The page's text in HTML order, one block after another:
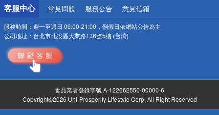
客服中心 常見問題 服務公告 意見信箱
服務時間： 週一至週日 09:00-21:00，例假日依網站公告為主
公司地址： 台北市北投區大業路136號5樓 (台灣)
食品業者登錄字號 A-122662550-00000-6
Copyright©2026 Uni-Prosperity Lifestyle Corp. All Right Reserved